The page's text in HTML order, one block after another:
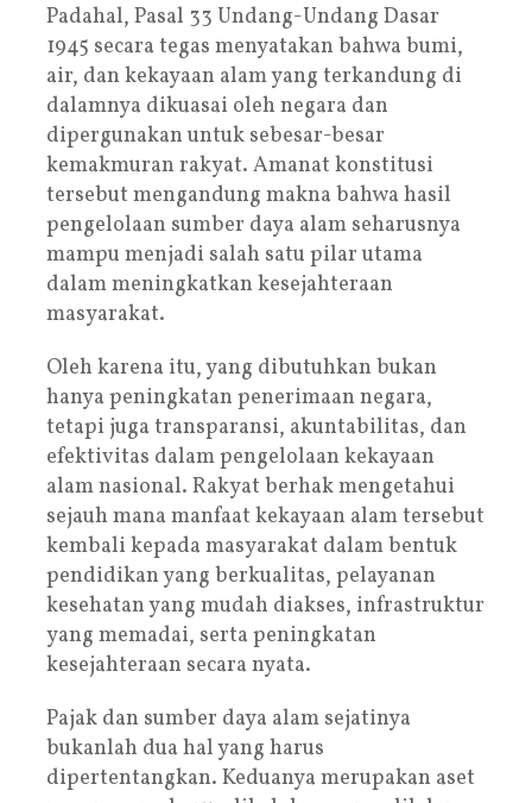
Padahal, Pasal 33 Undang-Undang Dasar
1945 secara tegas menyatakan bahwa bumi,
air, dan kekayaan alam yang terkandung di
dalamnya dikuasai oleh negara dan
dipergunakan untuk sebesar-besar
kemakmuran rakyat. Amanat konstitusi
tersebut mengandung makna bahwa hasil
pengelolaan sumber daya alam seharusnya
mampu menjadi salah satu pilar utama
dalam meningkatkan kesejahteraan
masyarakat.
Oleh karena itu, yang dibutuhkan bukan
hanya peningkatan penerimaan negara,
tetapi juga transparansi, akuntabilitas, dan
efektivitas dalam pengelolaan kekayaan
alam nasional. Rakyat berhak mengetahui
sejauh mana manfaat kekayaan alam tersebut
kembali kepada masyarakat dalam bentuk
pendidikan yang berkualitas, pelayanan
kesehatan yang mudah diakses, infrastruktur
yang memadai, serta peningkatan
kesejahteraan secara nyata.
Pajak dan sumber daya alam sejatinya
bukanlah dua hal yang harus
dipertentangkan. Keduanya merupakan aset